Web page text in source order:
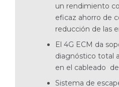
un rendimiento
eficaz ahorro de
reducción de las
El 4G ECM da
diagnóstico total
en el cableado
Sistema de